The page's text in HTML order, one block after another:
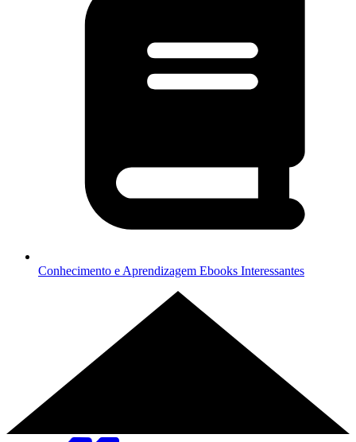
Conhecimento e Aprendizagem Ebooks Interessantes